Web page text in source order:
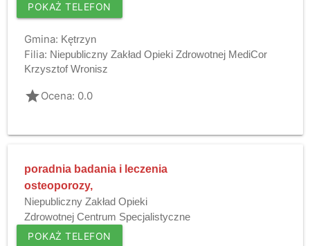
POKAŻ TELEFON
Gmina: Kętrzyn
Filia: Niepubliczny Zakład Opieki Zdrowotnej MediCor
Krzysztof Wronisz
gradeOcena: 0.0
poradnia badania i leczenia
osteoporozy,
Niepubliczny Zakład Opieki
Zdrowotnej Centrum Specjalistyczne
POKAŻ TELEFON